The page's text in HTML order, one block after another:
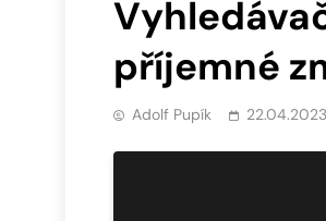
příjemné
Adolf Pupík 22.04.2023